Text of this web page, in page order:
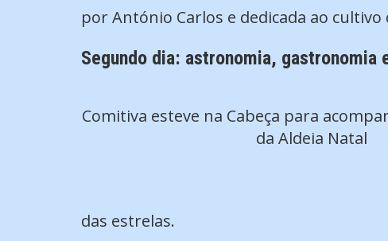
por António Carlos e dedicada ao
Segundo dia: astronomia, gastronomia
Comitiva esteve na Cabeça para
da Aldeia Natal
das estrelas.